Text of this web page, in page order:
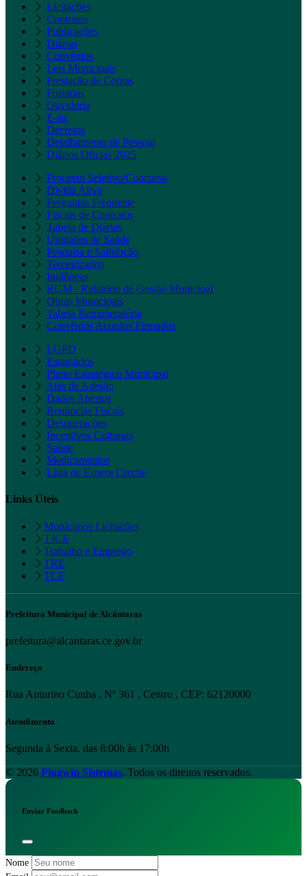
Licitações
Contratos
Publicações
Diárias
Convênios
Leis Municipais
Prestação de Contas
Portarias
Ouvidoria
E-sic
Decretos
Detalhamento de Pessoal
Diários Oficias 2025
Processo Seletivo/Concurso
Dívida Ativa
Perguntas Frequente
Fiscais de Contratos
Tabela de Diárias
Unidades de Saúde
Pesquisa e Satisfação
Terceirizados
Inidôneas
RGM - Relatório de Gestão Municipal
Obras Municipais
Tabela Remuneratória
Convênios Acordos Firmados
LGPD
Estagiários
Plano Estratégico Municipal
Atas de Adesão
Dados Abertos
Renúncias Fiscais
Desonerações
Incentivos Culturais
Saúde
Medicamentos
Lista de Espera Creche
Links Úteis
Municípios Licitações
TJCE
Trabalho e Emprego
TRE
TCE
Prefeitura Municipal de Alcântaras
prefeitura@alcantaras.ce.gov.br
Endereço
Rua Anturino Cunha , Nº 361 , Centro , CEP: 62120000
Atendimento
Segunda à Sexta. das 8:00h às 17:00h
© 2026 Plugwin Sistemas. Todos os direitos reservados.
Enviar Feedback
Nome